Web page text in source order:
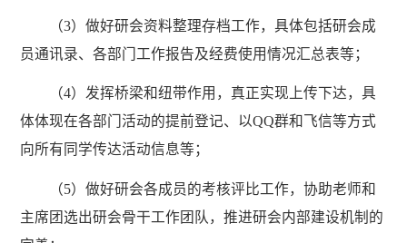
（3）做好研会资料整理存档工作，具体包括研会成
员通讯录、各部门工作报告及经费使用情况汇总表等；
（4）发挥桥梁和纽带作用，真正实现上传下达，具
体体现在各部门活动的提前登记、以QQ群和飞信等方式
向所有同学传达活动信息等；
（5）做好研会各成员的考核评比工作，协助老师和
主席团选出研会骨干工作团队，推进研会内部建设机制的